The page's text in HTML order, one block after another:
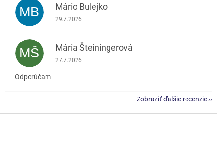
MB Mário Bulejko
Hodnotenie obchodu je 5 z 5 hviezdičiek.
29.7.2026
MŠ Mária Šteiningerová
Hodnotenie obchodu je 5 z 5 hviezdičiek.
27.7.2026
Odporúčam
Zobraziť ďalšie recenzie